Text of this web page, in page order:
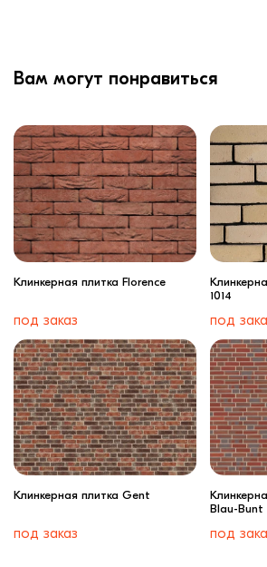
Вам могут понравиться
Клинкерная плитка Florence
под заказ
1014
под
Клинкерная плитка Gent
под заказ
Blau-
под